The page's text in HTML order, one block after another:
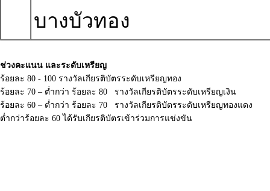
บางบัวทอง
ช่วงคะแนน และระดับเหรียญ
ร้อยละ 80 - 100 รางวัลเกียรติบัตรระดับเหรียญทอง
ร้อยละ 70 – ต่ำกว่า ร้อยละ 80 รางวัลเกียรติบัตรระดับเหรียญเงิน
ร้อยละ 60 – ต่ำกว่า ร้อยละ 70 รางวัลเกียรติบัตรระดับเหรียญทองแดง
ต่ำกว่าร้อยละ 60 ได้รับเกียรติบัตรเข้าร่วมการแข่งขัน